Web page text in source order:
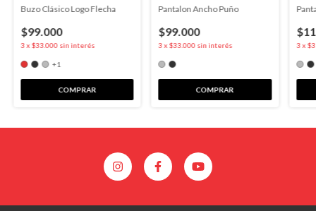
Buzo Clásico Logo Flecha
$99.000
3x$33.000 sin interés
+1
COMPRAR
Pantalon Ancho Puño
$99.000
3 x$33.000 sin interés
COMPRAR
3x